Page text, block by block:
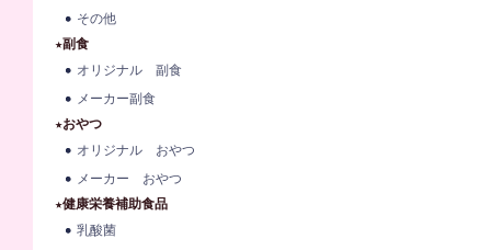
その他
★副食
オリジナル 副食
メーカー副食
★おやつ
オリジナル おやつ
メーカー おやつ
★健康栄養補助食品
乳酸菌